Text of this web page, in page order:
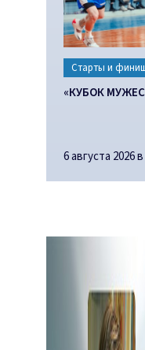
Старты и
«КУБОК
6 августа 2026